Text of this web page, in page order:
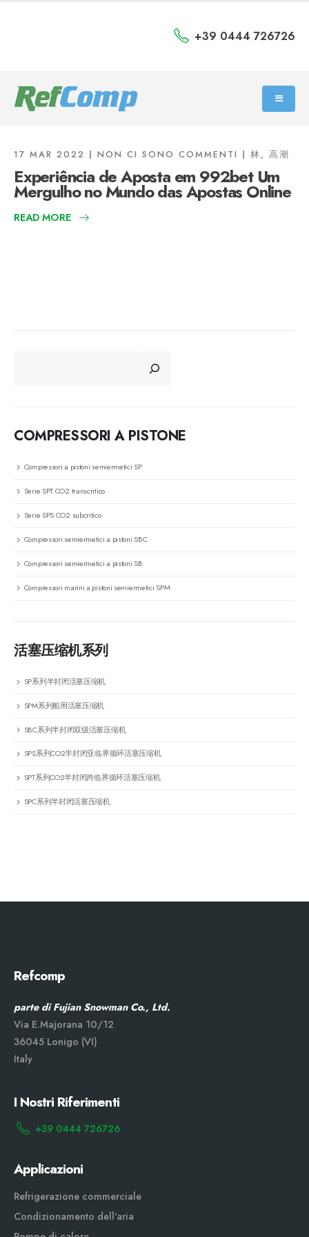
+39 0444 726726
17 MAR 2022 NON CI SONO COMMENTI 林, 高潮
Experiência de Aposta em 992bet Um
Mergulho no Mundo das Apostas Online
READ MORE
COMPRESSORI A PISTONE
Compressori a pistoni semiermetici SP
Serie SPT CO2 transcritico
Serie SPS CO2 subcritico
Compressori semiermetici a pistoni SBC
Compressori semiermetici a pistoni SB
Compressori marini a pistoni semiermetici SPM
活塞压缩机系列
SP系列半封闭活塞压缩机
SPM系列船用活塞压缩机
SBC系列半封闭双级活塞压缩机
SPS系列CO2半封闭亚临界循环活塞压缩机
SPT系列CO2半封闭跨临界循环活塞压缩机
SPC系列半封闭活塞压缩机
Refcomp
parte di Fujian Snowman Co., Ltd.
Via E.Majorana 10/12
36045 Lonigo (VI)
Italy
I Nostri Riferimenti
+39 0444 726726
Applicazioni
Refrigerazione commerciale
Condizionamento dell'aria